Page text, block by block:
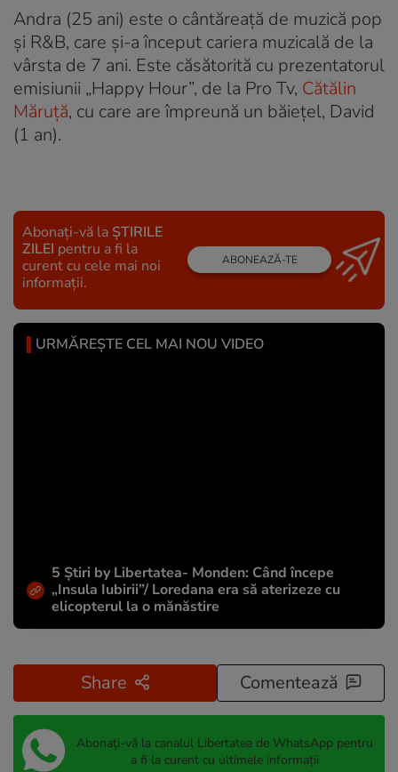
Andra (25 ani) este o cântăreață de muzică pop
și R&B, care și-a început cariera muzicală de la
vârsta de 7 ani. Este căsătorită cu prezentatorul
emisiunii „Happy Hour”, de la Pro Tv, Cătălin
Măruță, cu care are împreună un băiețel, David
(1 an).
Abonați-vă la ȘTIRILE
ZILEI pentru a fi la
curent cu cele mai noi
informații.
ABONEAZĂ-TE
URMĂREȘTE CEL MAI NOU VIDEO
5 Știri by Libertatea- Monden: Când începe
„Insula Iubirii”/ Loredana era să aterizeze cu
elicopterul la o mănăstire
Share Comentează
Abonați-vă la canalul Libertatea de WhatsApp pentru
a fi la curent cu ultimele informații